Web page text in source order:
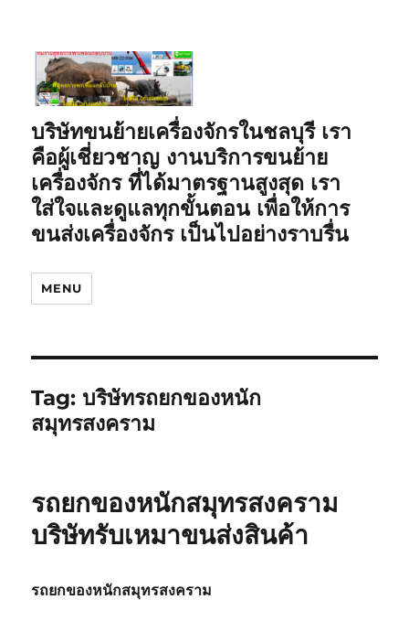
บริษัทขนย้ายเครื่องจักรในชลบุรี เรา
คือผู้เชี่ยวชาญ งานบริการขนย้าย
เครื่องจักร ที่ได้มาตรฐานสูงสุด เรา
ใส่ใจและดูแลทุกขั้นตอน เพื่อให้การ
ขนส่งเครื่องจักร เป็นไปอย่างราบรื่น
MENU
Tag:บริษัทรถยกของหนัก
สมุทรสงคราม
รถยกของหนักสมุทรสงคราม
บริษัทรับเหมาขนส่งสินค้า
รถยกของหนักสมุทรสงคราม